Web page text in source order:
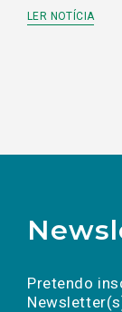
LER NOTÍCIA
Pretendo
a(s)
mail